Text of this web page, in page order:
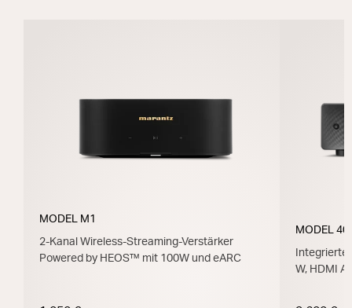
MODEL M1
2-Kanal Wireless-Streaming-Verstärker
Powered by HEOS™ mit 100W und eARC
MODEL
W, HDMI